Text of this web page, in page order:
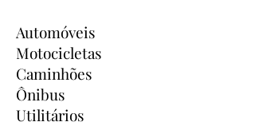
Automóveis
Motocicletas
Caminhões
Ônibus
Utilitários